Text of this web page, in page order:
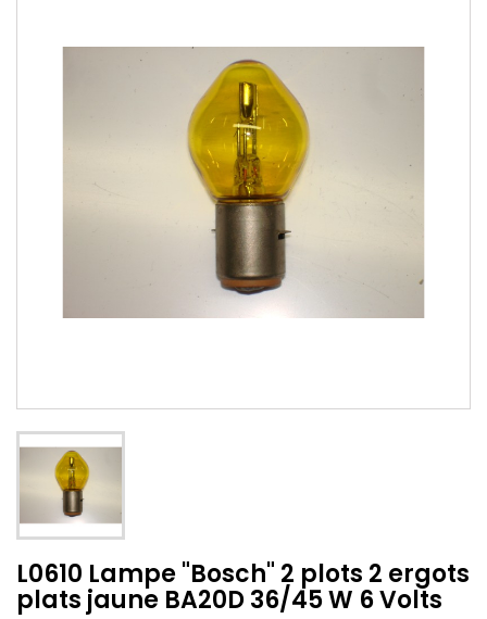
L0610 Lampe "Bosch" 2 plots 2 ergots
plats jaune BA20D 36/45 W 6 Volts